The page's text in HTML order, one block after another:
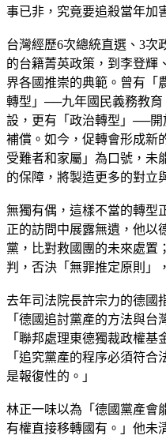
事已非，究竟要追殺當年加
台灣經歷6次總統直選、3次
的台籍菁英政策，到李登輝、
界各國推崇的典範。曾有「
轉型」──九年國民義務教
設，更有「政治轉型」──開
補償。如今，促轉會形成新
受難者和家屬」為口號，未
的保障，將製造更多的對立
無獨有偶，這樣不當的轉型
正的訪問中展露無遺，他以
黨，比對救國團的未來處置
判，否決「無罪推定原則」
去年司法院長許宗力的德國
「德國追討黨產的方法與
「聯邦處理東德獨裁政權基
「追究黨產的程序必須符
是報復性的。」
林正一味以為「德國黨產會
有權直接移轉國有。」他未